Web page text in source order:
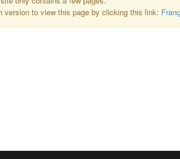
version to view this page by clicking this link: